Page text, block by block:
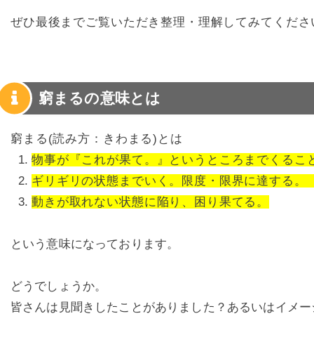
ぜひ最後までご覧いただき整理・理解してみてくださ
窮まるの意味とは
窮まる(読み方：きわまる)とは
物事が『これが果て。』というところまでくるこ
ギリギリの状態までいく。限度・限界に達する。
動きが取れない状態に陥り、困り果てる。
という意味になっております。
どうでしょうか。
皆さんは見聞きしたことがありました？あるいはイメ